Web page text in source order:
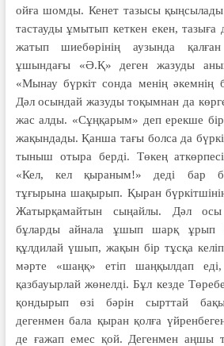
ойға шомды. Кенет тазысы
тастауды ұмытып кеткен екен, тазыға
жатып шиебөрінің аузында қалған
ұшындағы «Ә.Қ» деген жазуды
«Мынау бүркіт сонда менің әкемнің
Дәл осындай жазуды тоқымнан да
жас алды. «Сұңқарым» деп ерекше бір
жақындады. Қанша тағы болса да
тыныш отыра берді. Төкең
«Кел, кел қыраным!» деді бар
тұғырына шақырып. Қыран
Жатырқамайтын сыңайлы. Дәл осы
бұларды айнала ұшып шарқ ұрып
құлдилай үшып, жақын бір тұсқа
мәрте «шаңқ» етіп шаңқылдап
қазбауырлай жөнелді. Бұл кезде
қондырып өзі бәрін сырттай
дегенмен бала қыран қолға
де ғажап емес қой. Дегенмен аңшы